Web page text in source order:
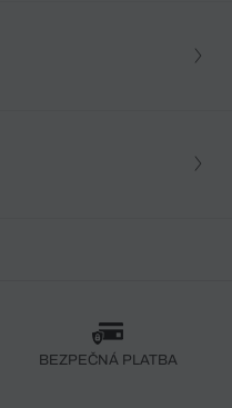
BEZPEČNÁ PLATBA